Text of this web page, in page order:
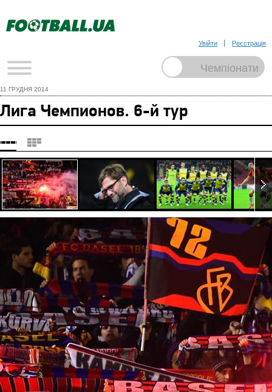
Увійти Реєстрація
11 ГРУДНЯ 2014
Лига Чемпионов. 6-й тур